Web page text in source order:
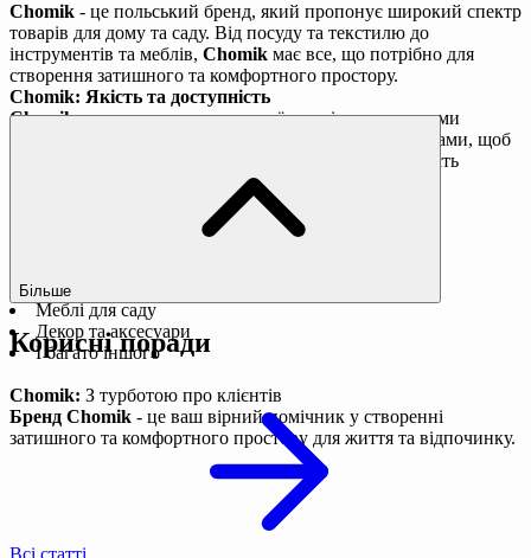
Chomik - це польський бренд, який пропонує широкий спектр
товарів для дому та саду. Від посуду та текстилю до
інструментів та меблів, Chomik має все, що потрібно для
створення затишного та комфортного простору.
Chomik: Якість та доступність
Chomikпропонує товари високої якості за доступними
цінами. Бренд співпрацює з перевіреними виробниками, щоб
гарантувати своїм клієнтам надійність та довговічність
Chomik: Для будь-якого смаку та потреб
пропонує широкий асортимент товарів, які
Меблі для дому
Меблі для саду
Декор та аксесуари
І багато іншого
Chomik: З турботою про клієнтів
Бренд Chomik - це ваш вірний помічник у створенні
затишного та комфортного простору для життя та відпочинку.
Більше
Корисні поради
Всі статті